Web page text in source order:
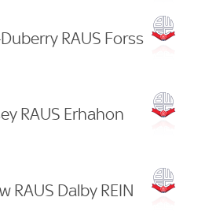
RAUS Forss
RAUS Erhahon
RAUS Dalby REIN